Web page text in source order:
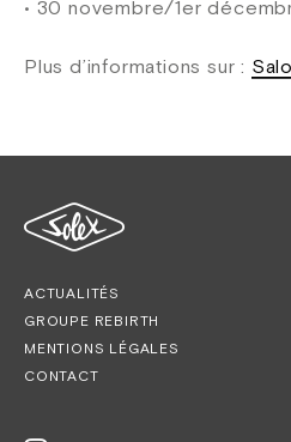
• 30 novembre/1er
Plus d’informations sur :
ACTUALITÉS
GROUPE REBIRTH
MENTIONS LÉGALES
CONTACT